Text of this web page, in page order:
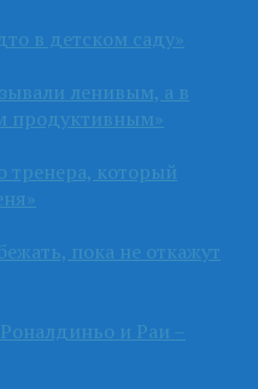
в детском саду»
ленивым, а в
продуктивным»
тренера, который
пока не откажут
и Раи –